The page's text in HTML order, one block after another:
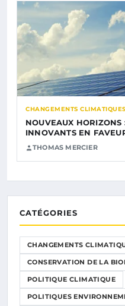
CHANGEMENTS CLIMATIQUES
NOUVEAUX HORIZONS
INNOVANTS EN
THOMAS MERCIER
CATÉGORIES
CHANGEMENTS
CONSERVATION DE LA
POLITIQUE CLIMATIQUE
POLITIQUES